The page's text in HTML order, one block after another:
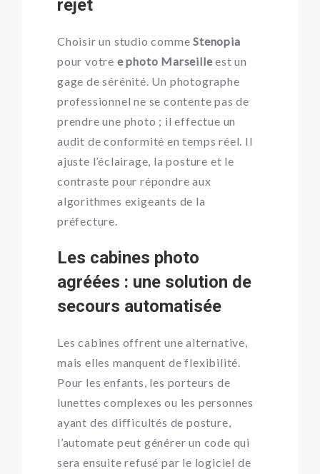
rejet
Choisir un studio commeStenopia
pour votre e photo Marseilleest un
gage de sérénité. Un photographe
professionnel ne se contente pas de
prendre une photo ; il effectue un
audit de conformité en temps réel. Il
ajuste l’éclairage, la posture et le
contraste pour répondre aux
algorithmes exigeants de la
préfecture.
Les cabines photo
agréées : une solution de
secours automatisée
Les cabines offrent une alternative,
mais elles manquent de flexibilité.
Pour les enfants, les porteurs de
lunettes complexes ou les personnes
ayant des difficultés de posture,
l’automate peut générer un code qui
sera ensuite refusé par le logiciel de